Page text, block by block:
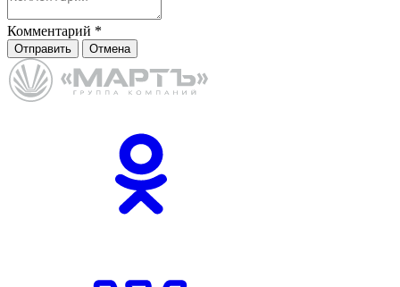
Комментарий *
Отправить Отмена